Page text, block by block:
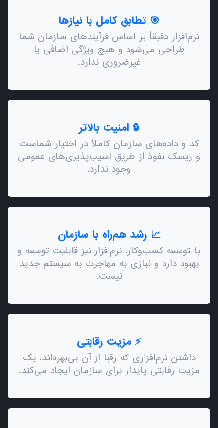
🎯 تطابق کامل با نیازها
نرم‌افزار دقیقاً بر اساس فرآیندهای سازمان شما
طراحی می‌شود و هیچ ویژگی اضافی یا
غیرضروری ندارد.
🔒 امنیت بالاتر
کد و داده‌های سازمان کاملاً در اختیار شماست
و ریسک نفوذ از طریق آسیب‌پذیری‌های عمومی
وجود ندارد.
📈 رشد هم‌راه با سازمان
با توسعه کسب‌وکار، نرم‌افزار نیز قابلیت توسعه و
بهبود دارد و نیازی به مهاجرت به سیستم جدید
نیست.
⚡ مزیت رقابتی
داشتن نرم‌افزاری که رقبا از آن بی‌بهره‌اند، یک
مزیت رقابتی پایدار برای سازمان ایجاد می‌کند.